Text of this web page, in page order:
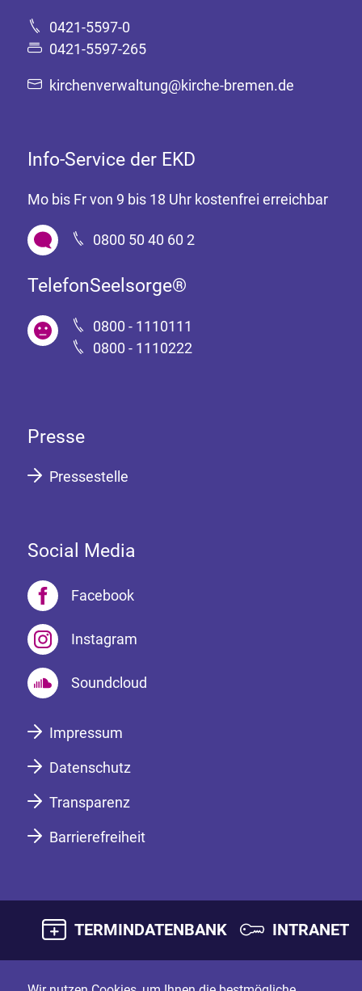
0421-5597-0
0421-5597-265
kirchenverwaltung@kirche-bremen.de
Info-Service der EKD
Mo bis Fr von 9 bis 18 Uhr kostenfrei erreichbar
0800 50 40 60 2
TelefonSeelsorge®
0800 - 1110111
0800 - 1110222
Presse
Pressestelle
Social Media
Facebook
Instagram
Soundcloud
Impressum
Datenschutz
Transparenz
Barrierefreiheit
TERMINDATENBANK INTRANET